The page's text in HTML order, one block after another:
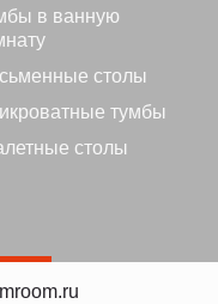
в ванную
столы
тумбы
столы